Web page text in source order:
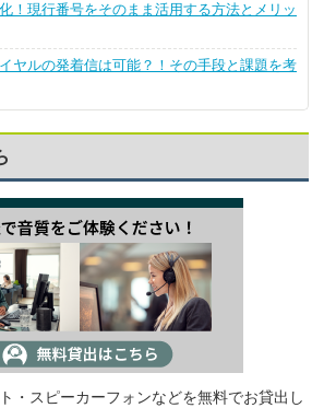
！現行番号をそのまま活用する方法とメリッ
ヤルの発着信は可能？！その手段と課題を考
・スピーカーフォンなどを無料でお貸出し